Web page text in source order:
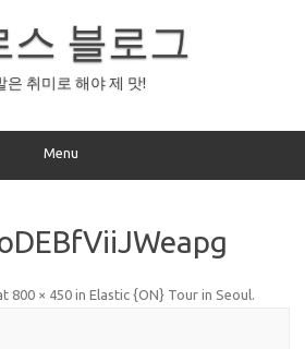
스 블로그
은 취미로 해야 제 맛!
Menu
800 × 450 in Elastic {ON} Tour in Seoul.